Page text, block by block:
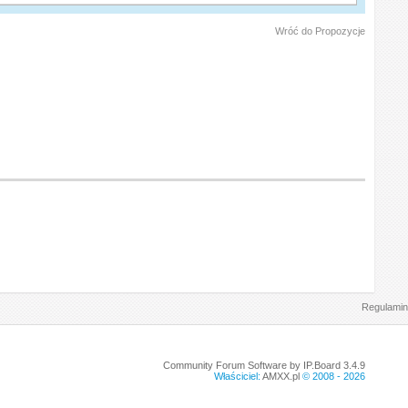
Wróć do Propozycje
Regulamin
Community Forum Software by IP.Board 3.4.9
Właściciel: AMXX.pl© 2008 - 2026